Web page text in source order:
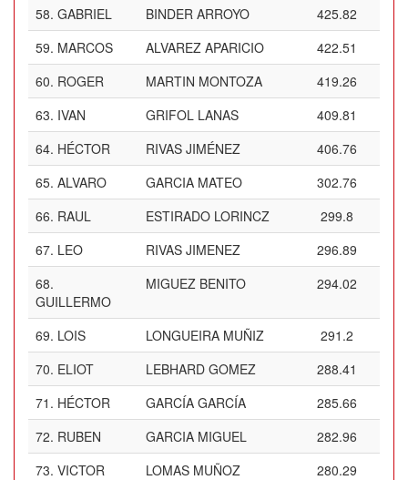
58. GABRIEL BINDER ARROYO
425.82
59. MARCOS ALVAREZ APARICIO
422.51
60. ROGER MARTIN MONTOZA
419.26
63. IVAN GRIFOL LANAS
409.81
64. HÉCTOR RIVAS JIMÉNEZ
406.76
65. ALVARO GARCIA MATEO
302.76
66. RAUL ESTIRADO LORINCZ
299.8
67. LEO RIVAS JIMENEZ
296.89
68.
GUILLERMO
MIGUEZ BENITO 294.02
69. LOIS LONGUEIRA MUÑIZ
291.2
70. ELIOT LEBHARD GOMEZ
288.41
71. HÉCTOR GARCÍA GARCÍA
285.66
72. RUBEN GARCIA MIGUEL
282.96
73. VICTOR LOMAS MUÑOZ
280.29